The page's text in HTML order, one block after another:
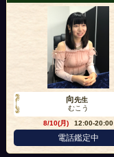
向先生
むこう
8/10(月)
12:00-20:00
電話鑑定中